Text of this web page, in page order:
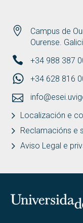
Campus de
Ourense.
+34 988 387
+34 628 816
Localización e
Reclamacións e
Aviso Legal e
Universidade